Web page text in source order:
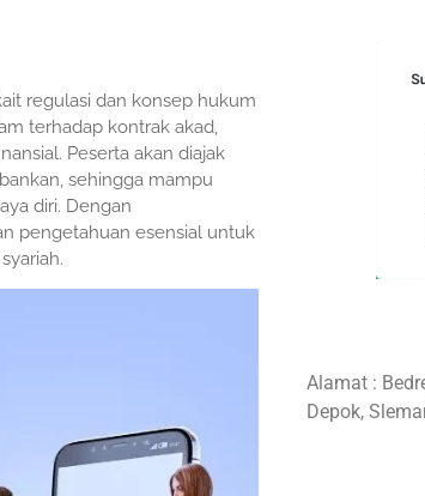
regulasi dan konsep hukum
terhadap kontrak akad,
Peserta akan diajak
sehingga mampu
diri. Dengan
pengetahuan esensial untuk
Alamat :
Depok,